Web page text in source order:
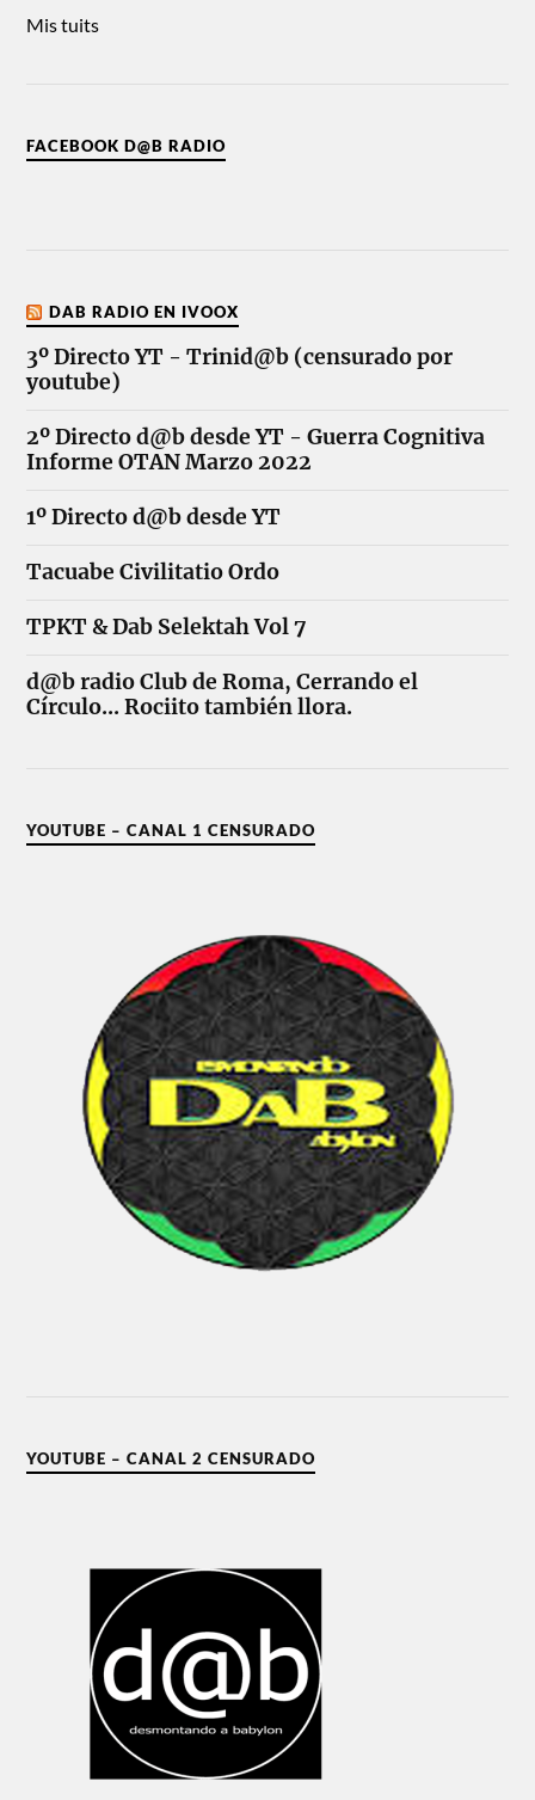
Mis tuits
FACEBOOK D@B RADIO
DAB RADIO EN IVOOX
3º Directo YT - Trinid@b (censurado por
youtube)
2º Directo d@b desde YT - Guerra Cognitiva
Informe OTAN Marzo 2022
1º Directo d@b desde YT
Tacuabe Civilitatio Ordo
TPKT & Dab Selektah Vol 7
d@b radio Club de Roma, Cerrando el
Círculo... Rociito también llora.
YOUTUBE – CANAL 1 CENSURADO
YOUTUBE – CANAL 2 CENSURADO